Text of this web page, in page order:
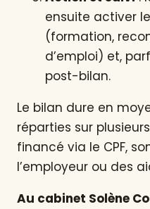
ensuite activer
(formation,
d’emploi) et,
post-bilan.
Le bilan dure en
réparties sur
financé via le CPF,
l’employeur ou des
Au cabinet Solène